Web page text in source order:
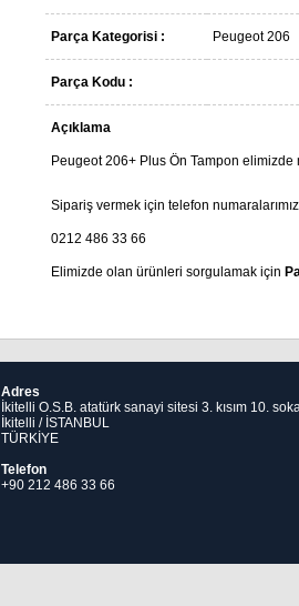
Parça Kategorisi : Peugeot 206
Parça Kodu :
Açıklama
Peugeot 206+ Plus Ön Tampon elimizde
Sipariş vermek için telefon
0212 486 33 66
Elimizde olan ürünleri sorgulamak için
Adres
İkitelli O.S.B. atatürk sanayi sitesi 3. kısım 10.
İkitelli / İSTANBUL
TÜRKİYE
Telefon
+90 212 486 33 66